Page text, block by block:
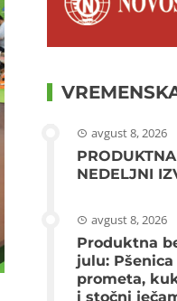
avgust 8, 2026
NEDELJNI
avgust 8, 2026
Produktna
julu:
prometa,
i stočni